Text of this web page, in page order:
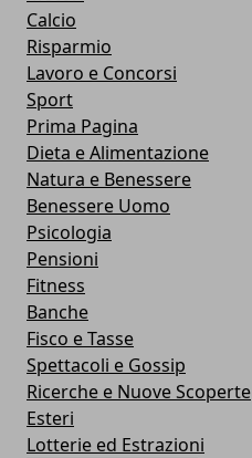
Calcio
Risparmio
Lavoro e Concorsi
Sport
Prima Pagina
Dieta e Alimentazione
Natura e Benessere
Benessere Uomo
Psicologia
Pensioni
Fitness
Banche
Fisco e Tasse
Spettacoli e Gossip
Ricerche e Nuove Scoperte
Esteri
Lotterie ed Estrazioni